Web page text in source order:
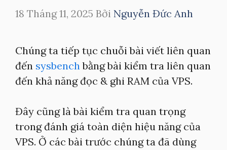
18 Tháng 11, 2025 Bởi Nguyễn Đức Anh
Chúng ta tiếp tục chuỗi bài viết liên quan
đến sysbenchbằng bài kiểm tra liên quan
đến khả năng đọc & ghi RAM của VPS.
Đây cũng là bài kiểm tra quan trọng
trong đánh giá toàn diện hiệu năng của
VPS. Ở các bài trước chúng ta đã dùng